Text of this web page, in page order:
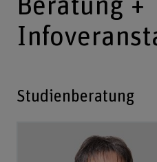
Beratung +
Studienberatung